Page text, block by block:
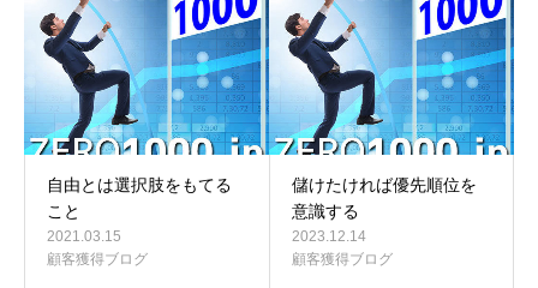
自由とは選択肢をもてる
こと
2021.03.15
顧客獲得ブログ
儲けたければ優先順位を
意識する
2023.12.14
顧客獲得ブログ